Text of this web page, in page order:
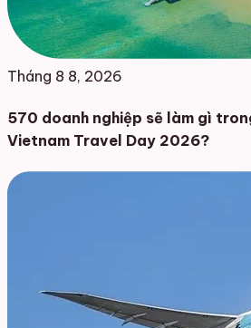
Tháng 8 8, 2026
570 doanh nghiệp sẽ làm gì
Vietnam Travel Day 2026?